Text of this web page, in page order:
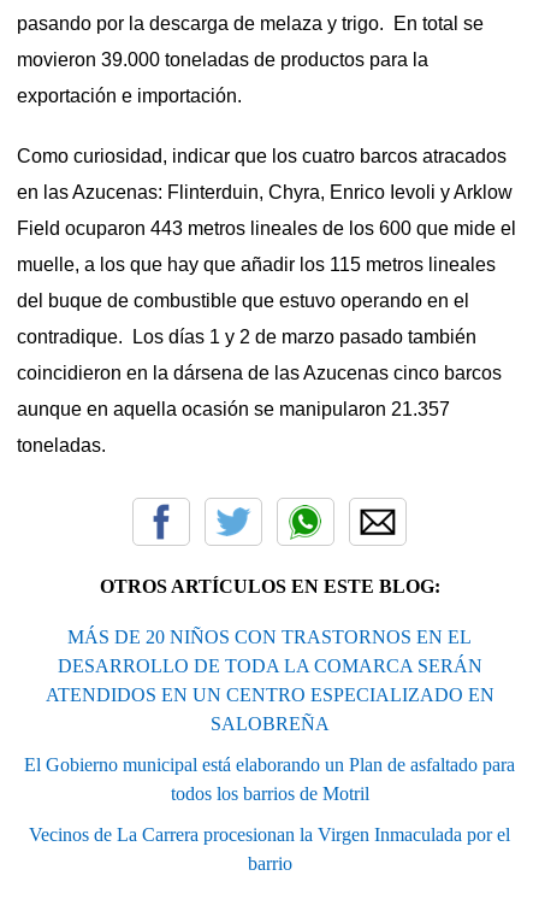
pasando por la descarga de melaza y trigo. En total se
movieron 39.000 toneladas de productos para la
exportación e importación.
Como curiosidad, indicar que los cuatro barcos atracados
en las Azucenas: Flinterduin, Chyra, Enrico Ievoli y Arklow
Field ocuparon 443 metros lineales de los 600 que mide el
muelle, a los que hay que añadir los 115 metros lineales
del buque de combustible que estuvo operando en el
contradique. Los días 1 y 2 de marzo pasado también
coincidieron en la dársena de las Azucenas cinco barcos
aunque en aquella ocasión se manipularon 21.357
toneladas.
OTROS ARTÍCULOS EN ESTE BLOG:
MÁS DE 20 NIÑOS CON TRASTORNOS EN EL
DESARROLLO DE TODA LA COMARCA SERÁN
ATENDIDOS EN UN CENTRO ESPECIALIZADO EN
SALOBREÑA
El Gobierno municipal está elaborando un Plan de asfaltado para
todos los barrios de Motril
Vecinos de La Carrera procesionan la Virgen Inmaculada por el
barrio